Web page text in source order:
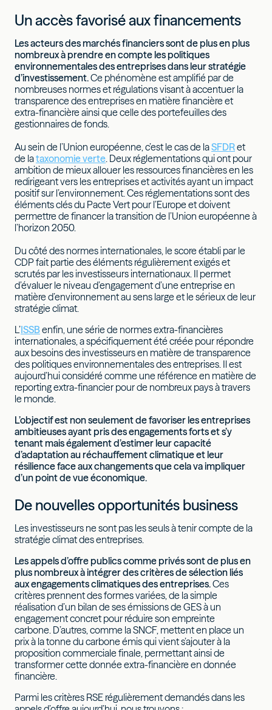
Un accès favorisé aux financements
Les acteurs des marchés financiers sont de plus en plus
nombreux à prendre en compte les politiques
environnementales des entreprises dans leur stratégie
d’investissement.Ce phénomène est amplifié par de
nombreuses normes et régulations visant à accentuer la
transparence des entreprises en matière financière et
extra-financière ainsi que celle des portefeuilles des
gestionnaires de fonds.
Au sein de l’Union européenne, c’est le cas de laSFDRet
de lataxonomie verte. Deux réglementations qui ont pour
ambition de mieux allouer les ressources financières en les
redirigeant vers les entreprises et activités ayant un impact
positif sur l’environnement. Ces réglementations sont des
éléments clés du Pacte Vert pour l’Europe et doivent
permettre de financer la transition de l’Union européenne à
l’horizon 2050.
Du côté des normes internationales, le score établi par le
CDP fait partie des éléments régulièrement exigés et
scrutés par les investisseurs internationaux. Il permet
d’évaluer le niveau d’engagement d’une entreprise en
matière d’environnement au sens large et le sérieux de leur
stratégie climat.
L’ISSBenfin, une série de normes extra-financières
internationales, a spécifiquement été créée pour répondre
aux besoins des investisseurs en matière de transparence
des politiques environnementales des entreprises. Il est
aujourd’hui considéré comme une référence en matière de
reporting extra-financier pour de nombreux pays à travers
le monde.
L’objectif est non seulement de favoriser les entreprises
ambitieuses ayant pris des engagements forts et s’y
tenant mais également d’estimer leur capacité
d’adaptation au réchauffement climatique et leur
résilience face aux changements que cela va impliquer
d’un point de vue économique.
De nouvelles opportunités business
Les investisseurs ne sont pas les seuls à tenir compte de la
stratégie climat des entreprises.
Les appels d’offre publics comme privés sont de plus en
plus nombreux à intégrer des critères de sélection liés
aux engagements climatiques des entreprises.Ces
critères prennent des formes variées, de la simple
réalisation d’un bilan de ses émissions de GES à un
engagement concret pour réduire son empreinte
carbone. D’autres, comme la SNCF, mettent en place un
prix à la tonne du carbone émis qui vient s’ajouter à la
proposition commerciale finale, permettant ainsi de
transformer cette donnée extra-financière en donnée
financière.
Parmi les critères RSE régulièrement demandés dans les